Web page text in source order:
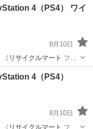
4（PS4） ワイ
8月10日
《 リサイクルマート フェ
江店 … 相談は 「リサイクルマ
コントローラー
4（PS4）
8月10日
《 リサイクルマート フェ